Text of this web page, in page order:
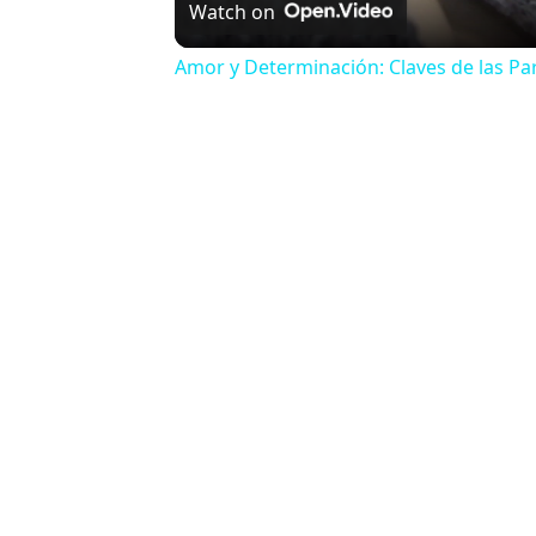
Watch on
Amor y Determinación: Claves de las